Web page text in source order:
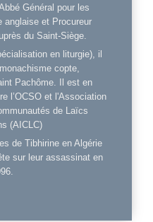
Général pour les
anglaise et Procureur
du Saint-Siège.
en liturgie), il
copte,
Pachôme. Il est en
l’OCSO et l'Association
de Laïcs
(AICLC)
de Tibhirine en Algérie
sur leur assassinat en